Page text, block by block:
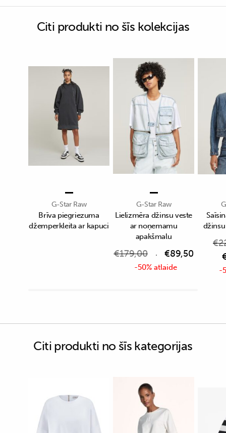
Citi produkti no šīs kolekcijas
G-Star Raw
Brīva piegriezuma
džemperkleita ar kapuci
G-Star Raw
Lielizmēra džinsu veste
ar noņemamu
apakšmalu
€179,00 €89,50
-50% atlaide
€
-
Citi produkti no šīs kategorijas